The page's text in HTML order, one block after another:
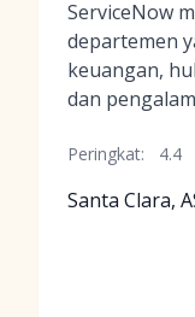
ServiceNow
departemen
keuangan,
dan
Peringkat: 4.4
Santa Clara,